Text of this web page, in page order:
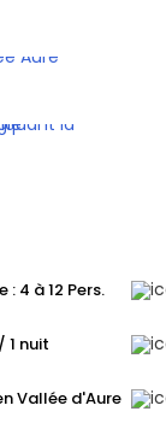
: 4 à 12 Pers.
1 nuit
Vallée d'Aure